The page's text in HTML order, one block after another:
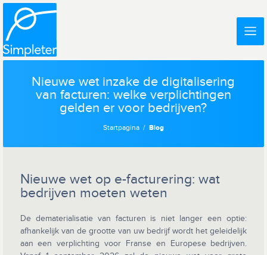
Nieuwe wet inzake de digitalisering
van facturen: welke verplichtingen
gelden er voor bedrijven?
Startpagina Blog
Nieuwe wet op e-facturering: wat
bedrijven moeten weten
De dematerialisatie van facturen is niet langer een optie:
afhankelijk van de grootte van uw bedrijf wordt het geleidelijk
aan een verplichting voor Franse en Europese bedrijven.